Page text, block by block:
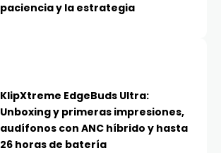
paciencia y la estrategia
KlipXtreme EdgeBuds Ultra:
Unboxing y primeras impresiones,
audífonos con ANC híbrido y hasta
26 horas de batería